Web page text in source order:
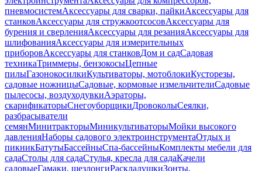
пневмосистемАксессуары для сварки, пайкиАксессуары для
станковАксессуары для стружкоотсосовАксессуары для
бурения и сверленияАксессуары для резанияАксессуары для
шлифованияАксессуары для измерительных
приборовАксессуары для станковДом и садСадовая
техникаТриммеры, бензокосыЦепные
пилыГазонокосилкиКультиваторы, мотоблокиКусторезы,
садовые ножницыСадовые, кормовые измельчителиСадовые
пылесосы, воздуходувкиАэраторы,
скарификаторыСнегоуборщикиДровоколыСеялки,
разбрасыватели
семянМинитракторыМиникультиваторыМойки высокого
давленияНаборы садового электроинструментаОтдых и
пикникБатутыБассейныСпа-бассейныКомплекты мебели для
садаСтолы для садаСтулья, кресла для садаКачели
садовыеГамаки, шезлонгиРаскладушкиЗонты,